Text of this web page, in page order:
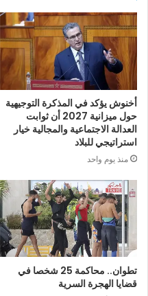
أخنوش يؤكد في المذكرة التوجيهية
حول ميزانية 2027 أن ثوابت
العدالة الاجتماعية والمجالية خيار
استراتيجي للبلاد
منذ يوم واحد
تطوان.. محاكمة 25 شخصا في
قضايا الهجرة السرية